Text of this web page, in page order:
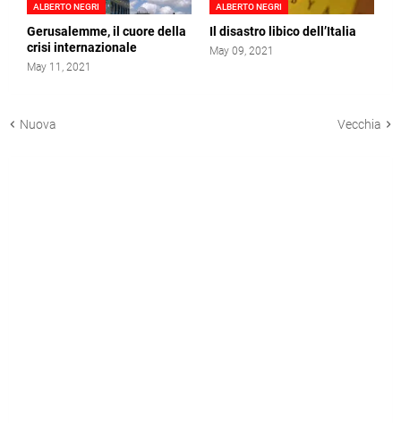
ALBERTO NEGRI
Gerusalemme, il cuore della
crisi internazionale
May 11, 2021
ALBERTO NEGRI
Il disastro libico dell’Italia
May 09, 2021
Nuova Vecchia